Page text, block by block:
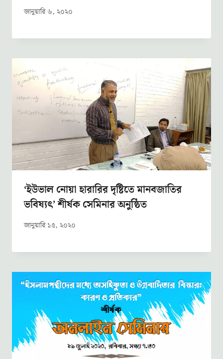
জানুয়ারি ৬, ২০২০
‘ইউভাল নোয়া হারারির দৃষ্টিতে মানবজাতির
ভবিষ্যৎ’ শীর্ষক সেমিনার অনুষ্ঠিত
জানুয়ারি ১৫, ২০২০